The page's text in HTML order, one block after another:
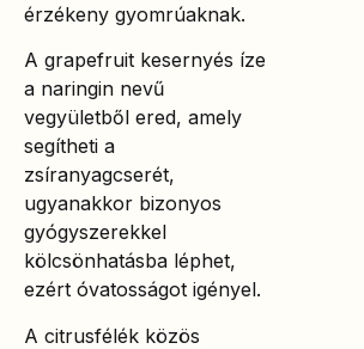
érzékeny gyomrúaknak.
A grapefruit kesernyés íze
a naringin nevű
vegyületből ered, amely
segítheti a
zsíranyagcserét,
ugyanakkor bizonyos
gyógyszerekkel
kölcsönhatásba léphet,
ezért óvatosságot igényel.
A citrusfélék közös